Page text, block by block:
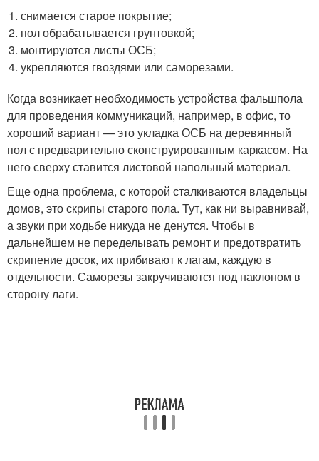
снимается старое покрытие;
пол обрабатывается грунтовкой;
монтируются листы ОСБ;
укрепляются гвоздями или саморезами.
Когда возникает необходимость устройства фальшпола
для проведения коммуникаций, например, в офис, то
хороший вариант — это укладка ОСБ на деревянный
пол с предварительно сконструированным каркасом. На
него сверху ставится листовой напольный материал.
Еще одна проблема, с которой сталкиваются владельцы
домов, это скрипы старого пола. Тут, как ни выравнивай,
а звуки при ходьбе никуда не денутся. Чтобы в
дальнейшем не переделывать ремонт и предотвратить
скрипение досок, их прибивают к лагам, каждую в
отдельности. Саморезы закручиваются под наклоном в
сторону лаги.